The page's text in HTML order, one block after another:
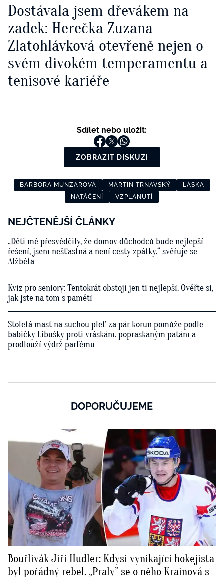
Dostávala jsem dřevákem na
zadek: Herečka Zuzana
Zlatohlávková otevřeně nejen o
svém divokém temperamentu a
tenisové kariéře
Sdílet nebo uložit:
ZOBRAZIT DISKUZI
BARBORA MUNZAROVÁ MARTIN TRNAVSKÝ
LÁSKA
NATÁČENÍ
VZPLANUTÍ
NEJČTENĚJŠÍ ČLÁNKY
„Děti mě přesvědčily, že domov důchodců bude nejlepší
řešení, jsem nešťastná a není cesty zpátky,“ svěřuje se
Alžběta
Kvíz pro seniory: Tentokrát obstojí jen ti nejlepší. Ověřte si,
jak jste na tom s pamětí
Stoletá mast na suchou pleť za pár korun pomůže podle
babičky Libušky proti vráskám, popraskaným patám a
prodlouží výdrž parfému
DOPORUČUJEME
Bouřlivák Jiří Hudler: Kdysi vynikající hokejista
byl pořádný rebel. „Praly” se o něho Krainová s